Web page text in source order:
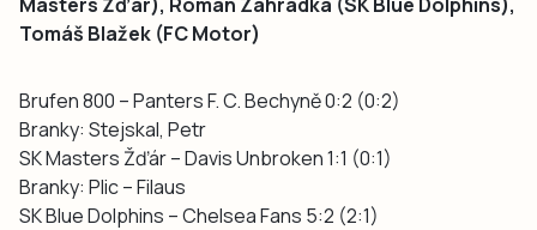
Tomáš Blažek (FC Motor)
Brufen 800 – Panters F. C. Bechyně 0:2 (0:2)
Branky: Stejskal, Petr
SK Masters Žďár – Davis Unbroken 1:1 (0:1)
Branky: Plic – Filaus
SK Blue Dolphins – Chelsea Fans 5:2 (2:1)